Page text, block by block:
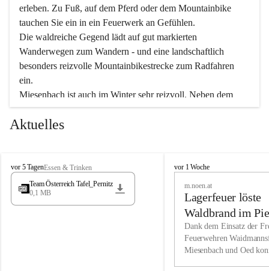
erleben. Zu Fuß, auf dem Pferd oder dem Mountainbike
tauchen Sie ein in ein Feuerwerk an Gefühlen.
Die waldreiche Gegend lädt auf gut markierten
Wanderwegen zum Wandern - und eine landschaftlich
besonders reizvolle Mountainbikestrecke zum Radfahren
ein.
Miesenbach ist auch im Winter sehr reizvoll. Neben dem
Eisstockschießen gibt es auf dem nahe gelegenen Unterberg
wunderschöne Naturschneepisten, die zum Schifahren oder
vielfältige Angebot unserer Kulturvereine.
Überzeugen Sie sich selbst, dass Sie in Miesenbach sowie
in den Beherbergungsbetrieben, Gaststätten und urigen
Wir kennen Miesenbach als lebens- und liebenswerten Ort.
Tradition und Innovation werden ebenso groß geschrieben
Aktuelles
M
i
s
vor 5 TagenEssen & Trinken
Team Österreich Tafel_Pernitz
0,1 MB
M
h
vor 1 Woche
m.noen.at
Lagerfeuer löste
Waldbrand im
aus
Dank dem Einsatz der
Feuerwehren
Miesenbach und Oed